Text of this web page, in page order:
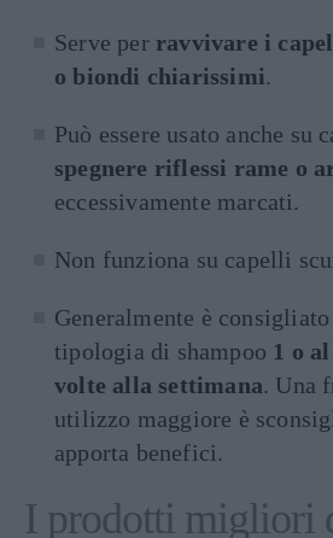
Serve per ravvivare i
o biondi chiarissimi.
Può essere usato anche su
spegnere riflessi rame o
eccessivamente marcati.
Non funziona su capelli
Generalmente è consigliato
tipologia di shampoo 1 o
volte alla settimana. Una
utilizzo maggiore è
apporta benefici.
I prodotti migliori